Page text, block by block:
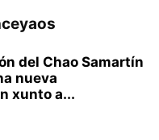
del Chao Samartín
nueva
xunto a...